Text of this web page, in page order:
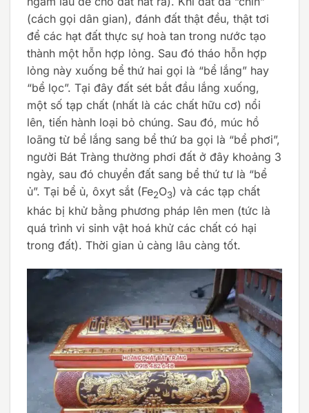
(cách gọi dân gian), đánh đất thật đều, thật tơi
để các hạt đất thực sự hoà tan trong nước tạo
thành một hỗn hợp lỏng. Sau đó tháo hỗn hợp
lỏng này xuống bể thứ hai gọi là “bể lắng” hay
“bể lọc”. Tại đây đất sét bắt đầu lắng xuống,
một số tạp chất (nhất là các chất hữu cơ) nổi
lên, tiến hành loại bỏ chúng. Sau đó, múc hồ
loãng từ bể lắng sang bể thứ ba gọi là “bể phơi”,
người Bát Tràng thường phơi đất ở đây khoảng 3
ngày, sau đó chuyển đất sang bể thứ tư là “bể
ủ”. Tại bể ủ, ôxyt sắt (Fe2O3) và các tạp chất
khác bị khử bằng phương pháp lên men (tức là
quá trình vi sinh vật hoá khử các chất có hại
trong đất). Thời gian ủ càng lâu càng tốt.